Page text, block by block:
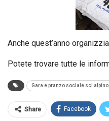
Anche quest’anno
Potete trovare tutte le
Gara e pranzo sociale sci alpino
Share Facebook